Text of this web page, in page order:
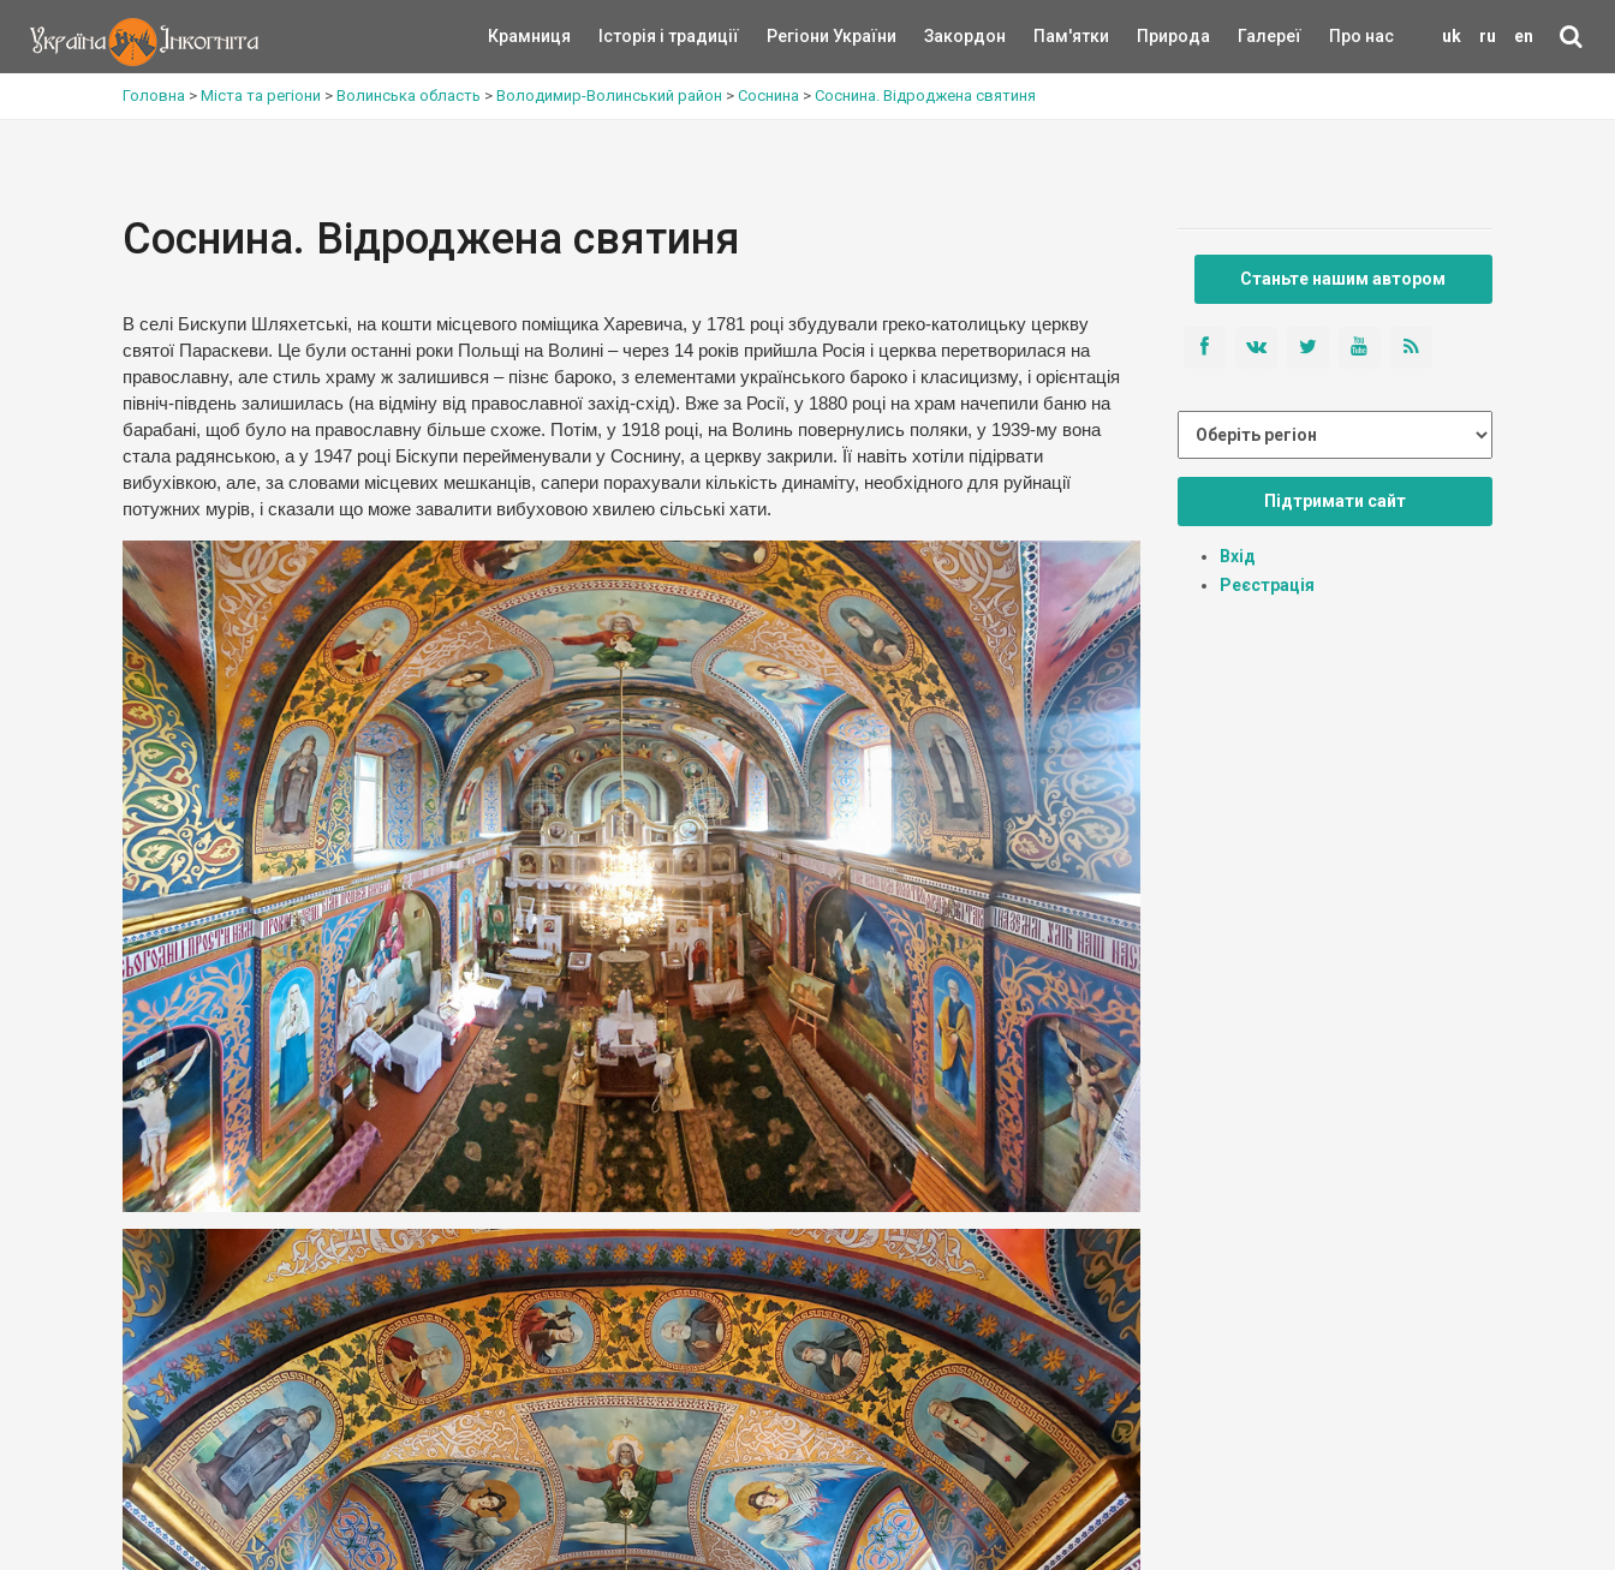
uk ru en
Крамниця Історія і традиції Регіони України Закордон Пам'ятки Природа Галереї Про нас
Головна > Міста та регіони > Волинська область > Володимир-Волинський район > Соснина > Соснина. Відроджена святиня
Соснина. Відроджена святиня
В селі Бискупи Шляхетські, на кошти місцевого поміщика Харевича, у 1781 році збудували греко-католицьку церкву
святої Параскеви. Це були останні роки Польщі на Волині – через 14 років прийшла Росія і церква перетворилася на
православну, але стиль храму ж залишився – пізнє бароко, з елементами українського бароко і класицизму, і орієнтація
північ-південь залишилась (на відміну від православної захід-схід). Вже за Росії, у 1880 році на храм начепили баню на
барабані, щоб було на православну більше схоже. Потім, у 1918 році, на Волинь повернулись поляки, у 1939-му вона
стала радянською, а у 1947 році Біскупи перейменували у Соснину, а церкву закрили. Її навіть хотіли підірвати
вибухівкою, але, за словами місцевих мешканців, сапери порахували кількість динаміту, необхідного для руйнації
потужних мурів, і сказали що може завалити вибуховою хвилею сільські хати.
Станьте нашим автором
Підтримати сайт
Вхід
Реєстрація